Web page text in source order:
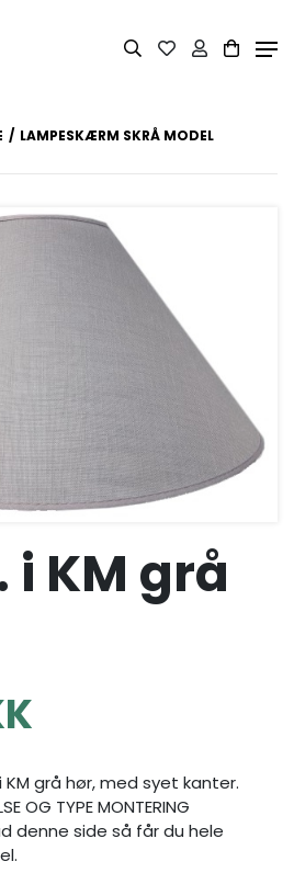
LAMPESKÆRM SKRÅ MODEL
KM grå
grå hør, med syet kanter.
OG TYPE MONTERING
denne side så får du hele